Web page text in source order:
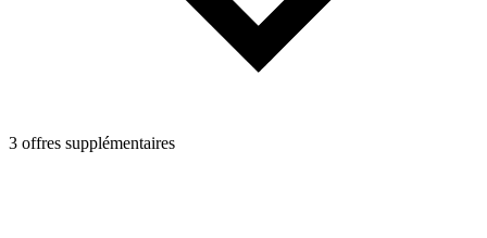
3 offres supplémentaires